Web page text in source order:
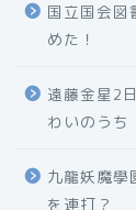
国立国会図
めた！
遠藤金星2
わいのうち
九龍妖魔學
を連打？